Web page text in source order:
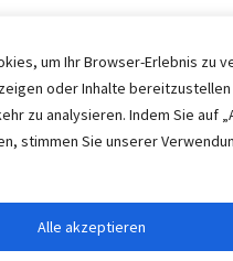
um Ihr Browser-Erlebnis zu
oder Inhalte bereitzustellen
zu analysieren. Indem Sie auf
stimmen Sie unserer
Alle akzeptieren
UG, Germany, member of the